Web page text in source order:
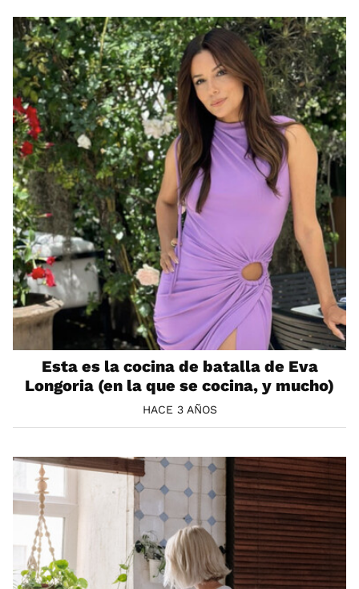
Esta es la cocina de batalla de Eva
Longoria (en la que se cocina, y mucho)
HACE 3 AÑOS